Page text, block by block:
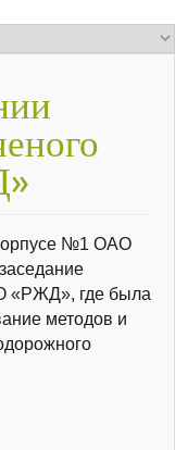
№1 ОАО
«РЖД», где была
методов и